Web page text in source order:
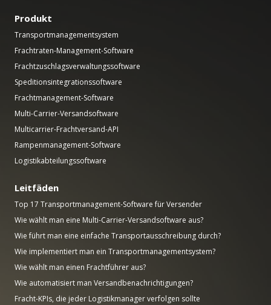
Produkt
Transportmanagementsystem
Frachtraten-Management-Software
Frachtzuschlagsverwaltungssoftware
Speditionsintegrationssoftware
Frachtmanagement-Software
Multi-Carrier-Versandsoftware
Multicarrier-Frachtversand-API
Rampenmanagement-Software
Logistikabteilungssoftware
Leitfäden
Top 17 Transportmanagement-Software für Versender
Wie wählt man eine Multi-Carrier-Versandsoftware aus?
Wie führt man eine einfache Transportausschreibung durch?
Wie implementiert man ein Transportmanagementsystem?
Wie wählt man einen Frachtführer aus?
Wie automatisiert man Versandbenachrichtigungen?
Fracht-KPIs, die jeder Logistikmanager verfolgen sollte